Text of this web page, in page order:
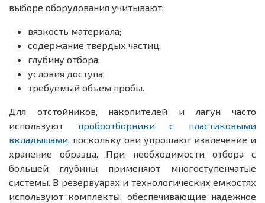
выборе оборудования учитывают:
вязкость материала;
содержание твердых частиц;
глубину отбора;
условия доступа;
требуемый объем пробы.
Для отстойников, накопителей и лагун часто
используют пробоотборники с пластиковыми
вкладышами, поскольку они упрощают извлечение и
хранение образца. При необходимости отбора с
большей глубины применяют многоступенчатые
системы. В резервуарах и технологических емкостях
используют комплекты, обеспечивающие надежное